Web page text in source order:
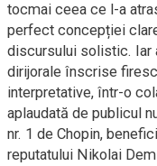
tocmai ceea ce l-a
perfect concepției
discursului solistic. Iar
dirijorale înscrise
interpretative, într-o
aplaudată de publicul
nr. 1 de Chopin,
reputatului Nikolai